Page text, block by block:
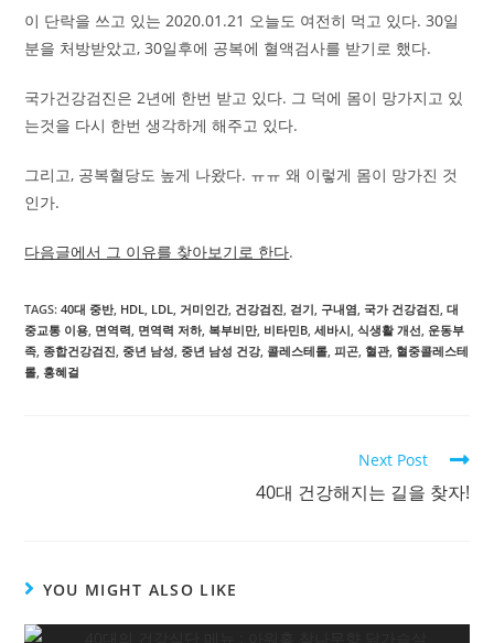
이 단락을 쓰고 있는 2020.01.21 오늘도 여전히 먹고 있다. 30일
분을 처방받았고, 30일후에 공복에 혈액검사를 받기로 했다.
국가건강검진은 2년에 한번 받고 있다. 그 덕에 몸이 망가지고 있
는것을 다시 한번 생각하게 해주고 있다.
그리고, 공복혈당도 높게 나왔다. ㅠㅠ 왜 이렇게 몸이 망가진 것
인가.
다음글에서 그 이유를 찾아보기로 한다.
TAGS:40대 중반, HDL, LDL, 거미인간, 건강검진, 걷기, 구내염, 국가 건강검진, 대
중교통 이용, 면역력, 면역력 저하, 복부비만, 비타민B, 세바시, 식생활 개선, 운동부
족, 종합건강검진, 중년 남성, 중년 남성 건강, 콜레스테롤, 피곤, 혈관, 혈중콜레스테
롤, 홍혜걸
Next Post
40대 건강해지는 길을 찾자!
YOU MIGHT ALSO LIKE